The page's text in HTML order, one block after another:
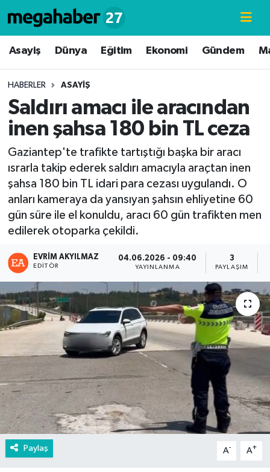
Asayiş Dünya Eğitim Ekonomi Gündem
HABERLER ASAYIŞ
Saldırı amacı ile aracından
inen şahsa 180 bin TL ceza
Gaziantep'te trafikte tartıştığı başka bir aracı
ısrarla takip ederek saldırı amacıyla araçtan inen
şahsa 180 bin TL idari para cezası uygulandı. O
anları kameraya da yansıyan şahsın ehliyetine 60
gün süre ile el konuldu, aracı 60 gün trafikten men
edilerek otoparka çekildi.
EVRIM AKYILMAZ
EDITÖR
04.06.2026 - 09:40
YAYINLANMA
3
PAYLAŞIM
Paylaş A- A+
Hava Durumu
Süper Lig Puan Durumu ve Fikstür
Tüm Manşetler
Son Dakika Haberleri
Haber Arşivi